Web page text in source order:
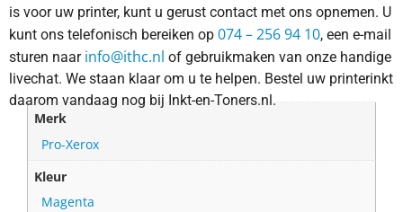
is voor uw printer, kunt u gerust contact met ons opnemen. U
kunt ons telefonisch bereiken op 074 – 256 94 10, een e-mail
sturen naar info@ithc.nl of gebruikmaken van onze handige
livechat. We staan klaar om u te helpen. Bestel uw printerinkt
daarom vandaag nog bij Inkt-en-Toners.nl.
Merk
Pro-Xerox
Kleur
Magenta